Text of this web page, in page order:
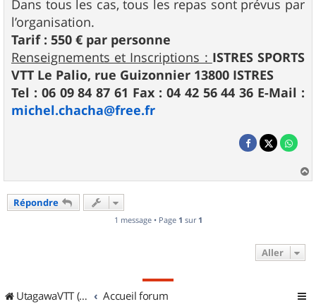
Dans tous les cas, tous les repas sont prévus par
l’organisation.
Tarif : 550 € par personne
Renseignements et Inscriptions : ISTRES SPORTS
VTT Le Palio, rue Guizonnier 13800 ISTRES
Tel : 06 09 84 87 61 Fax : 04 42 56 44 36 E-Mail :
michel.chacha@free.fr
a
Répondre
1 message • Page 1 sur 1
Aller
UtagawaVTT (Randos VTT et VTTAE avec traces GPS) Accueil forum